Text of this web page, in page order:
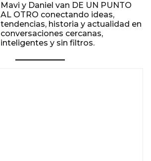
Mavi y Daniel van DE UN PUNTO
AL OTRO conectando ideas,
tendencias, historia y actualidad en
conversaciones cercanas,
inteligentes y sin filtros.